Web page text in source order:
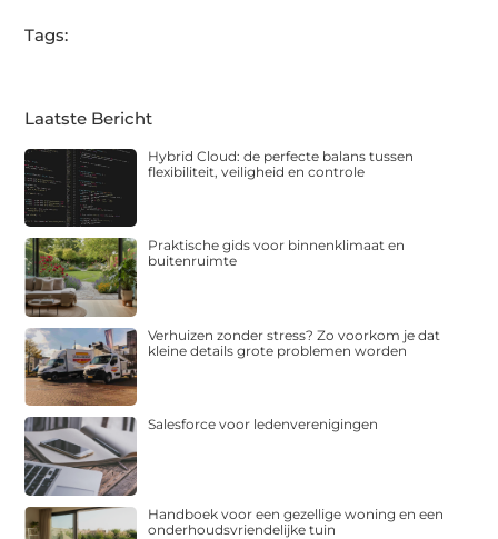
Tags:
Laatste Bericht
Hybrid Cloud: de perfecte balans tussen
flexibiliteit, veiligheid en controle
Praktische gids voor binnenklimaat en
buitenruimte
Verhuizen zonder stress? Zo voorkom je dat
kleine details grote problemen worden
Salesforce voor ledenverenigingen
Handboek voor een gezellige woning en een
onderhoudsvriendelijke tuin